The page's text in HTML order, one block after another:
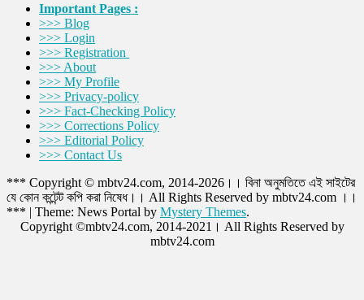
Important Pages :
>>> Blog
>>> Login
>>> Registration
>>> About
>>> My Profile
>>> Privacy-policy
>>> Fact-Checking Policy
>>> Corrections Policy
>>> Editorial Policy
>>> Contact Us
*** Copyright © mbtv24.com, 2014-2026।। বিনা অনুমতিতে এই সাইটের
যে কোন কন্টেন্ট কপি করা নিষেধ।। All Rights Reserved by mbtv24.com ।।
*** | Theme: News Portal by Mystery Themes.
Copyright ©mbtv24.com, 2014-2021। All Rights Reserved by
mbtv24.com